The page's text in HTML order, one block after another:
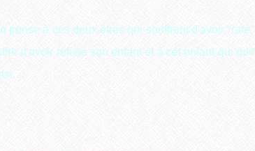
pense à ces deux êtres qui souffrent d'avoir "raté"
d'avoir refusé son enfant et à cet enfant qui doit